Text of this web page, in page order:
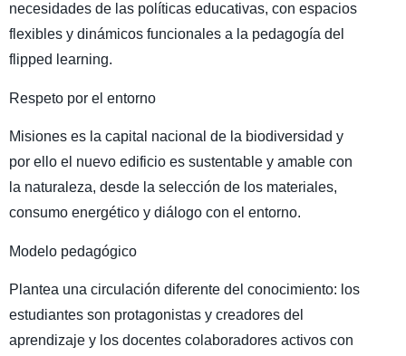
necesidades de las políticas educativas, con espacios
flexibles y dinámicos funcionales a la pedagogía del
flipped learning.
Respeto por el entorno
Misiones es la capital nacional de la biodiversidad y
por ello el nuevo edificio es sustentable y amable con
la naturaleza, desde la selección de los materiales,
consumo energético y diálogo con el entorno.
Modelo pedagógico
Plantea una circulación diferente del conocimiento: los
estudiantes son protagonistas y creadores del
aprendizaje y los docentes colaboradores activos con